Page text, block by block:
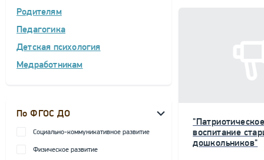
Родителям
Педагогика
Детская психология
Медработникам
По ФГОС ДО
Социально-коммуникативное развитие
Физическое развитие
воспитание
дошкольников"